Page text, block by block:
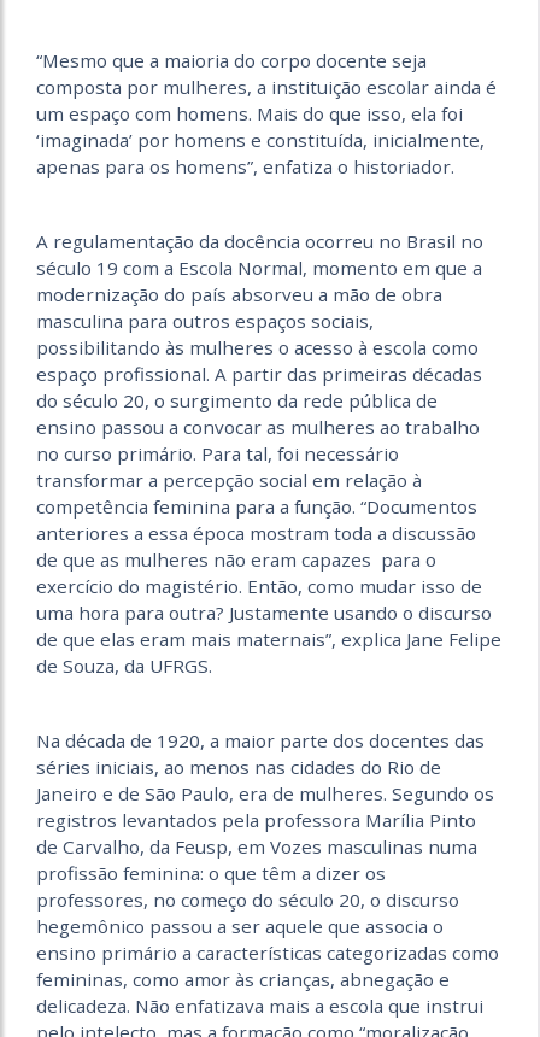
“Mesmo que a maioria do corpo docente seja
composta por mulheres, a instituição escolar ainda é
um espaço com homens. Mais do que isso, ela foi
‘imaginada’ por homens e constituída, inicialmente,
apenas para os homens”, enfatiza o historiador.
A regulamentação da docência ocorreu no Brasil no
século 19 com a Escola Normal, momento em que a
modernização do país absorveu a mão de obra
masculina para outros espaços sociais,
possibilitando às mulheres o acesso à escola como
espaço profissional. A partir das primeiras décadas
do século 20, o surgimento da rede pública de
ensino passou a convocar as mulheres ao trabalho
no curso primário. Para tal, foi necessário
transformar a percepção social em relação à
competência feminina para a função. “Documentos
anteriores a essa época mostram toda a discussão
de que as mulheres não eram capazes para o
exercício do magistério. Então, como mudar isso de
uma hora para outra? Justamente usando o discurso
de que elas eram mais maternais”, explica Jane Felipe
de Souza, da UFRGS.
Na década de 1920, a maior parte dos docentes das
séries iniciais, ao menos nas cidades do Rio de
Janeiro e de São Paulo, era de mulheres. Segundo os
registros levantados pela professora Marília Pinto
de Carvalho, da Feusp, em Vozes masculinas numa
profissão feminina: o que têm a dizer os
professores, no começo do século 20, o discurso
hegemônico passou a ser aquele que associa o
ensino primário a características categorizadas como
femininas, como amor às crianças, abnegação e
delicadeza. Não enfatizava mais a escola que instrui